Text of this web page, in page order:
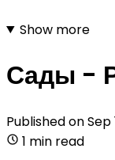
Show more
Сады -
Published onSep
1 min read